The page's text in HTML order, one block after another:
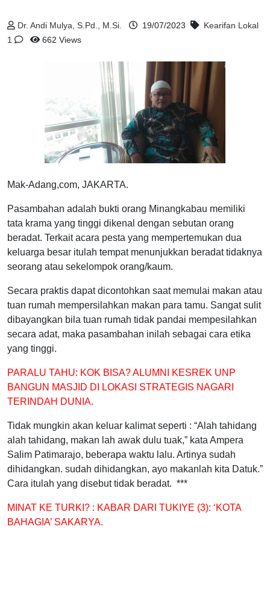
Dr. Andi Mulya, S.Pd., M.Si. 19/07/2023
Kearifan Lokal
1
662 Views
Mak-Adang,com, JAKARTA.
Pasambahan adalah bukti orang Minangkabau memiliki
tata krama yang tinggi dikenal dengan sebutan orang
beradat. Terkait acara pesta yang mempertemukan dua
keluarga besar itulah tempat menunjukkan beradat tidaknya
seorang atau sekelompok orang/kaum.
Secara praktis dapat dicontohkan saat memulai makan atau
tuan rumah mempersilahkan makan para tamu. Sangat sulit
dibayangkan bila tuan rumah tidak pandai mempesilahkan
secara adat, maka pasambahan inilah sebagai cara etika
yang tinggi.
PARALU TAHU: KOK BISA? ALUMNI KESREK UNP
BANGUN MASJID DI LOKASI STRATEGIS NAGARI
TERINDAH DUNIA.
Tidak mungkin akan keluar kalimat seperti : “Alah tahidang
alah tahidang, makan lah awak dulu tuak,” kata Ampera
Salim Patimarajo, beberapa waktu lalu. Artinya sudah
dihidangkan. sudah dihidangkan, ayo makanlah kita Datuk.”
Cara itulah yang disebut tidak beradat. ***
MINAT KE TURKI? : KABAR DARI TUKIYE (3): ‘KOTA
BAHAGIA’ SAKARYA.